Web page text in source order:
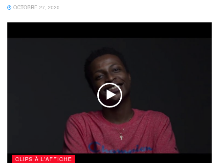
OCTOBRE 27, 2020
CLIPS À L'AFFICHE